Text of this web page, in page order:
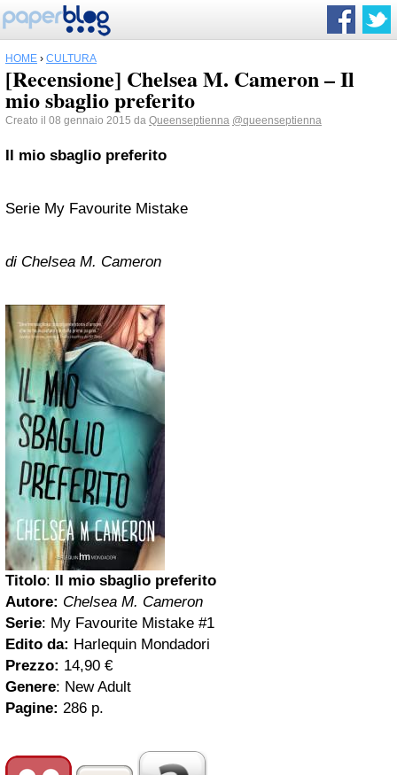
HOME › CULTURA
[Recensione] Chelsea M. Cameron – Il
mio sbaglio preferito
Creato il 08 gennaio 2015 da Queenseptienna @queenseptienna
Il mio sbaglio preferito
Serie My Favourite Mistake
di Chelsea M. Cameron
Titolo: Il mio sbaglio preferito
Autore: Chelsea M. Cameron
Serie: My Favourite Mistake #1
Edito da: Harlequin Mondadori
Prezzo: 14,90 €
Genere: New Adult
Pagine: 286 p.